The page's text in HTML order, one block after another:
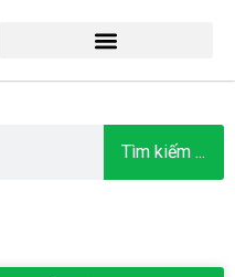
Tìm kiếm ...